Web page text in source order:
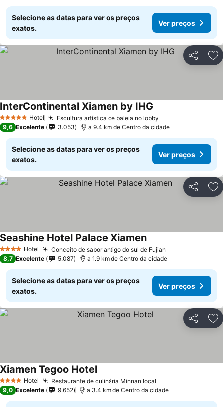
Selecione as datas para ver os preços
exatos.
Ver preços
Partilhar
5 Estrelas Hotel Escultura artística de baleia no lobby
InterContinental Xiamen by IHG
9,6 Excelente 3.053 a 9.4 km de Centro da cidade
Selecione as datas para ver os preços
exatos.
Ver preços
Partilhar
4 EstrelasHotel Conceito de sabor antigo do sul de Fujian
Seashine Hotel Palace Xiamen
8,7 Excelente 5.087 a 1.9 km de Centro da cidade
Selecione as datas para ver os preços
exatos.
Ver preços
Partilhar
4 EstrelasHotel Restaurante de culinária Minnan local
Xiamen Tegoo Hotel
9,0 Excelente 9.652 a 3.4 km de Centro da cidade